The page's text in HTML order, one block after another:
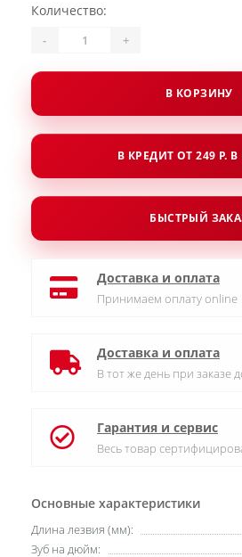
Основные характеристики
Длина лезвия (мм):
Зуб на дюйм:
Количество:
- +
В КОРЗИНУ
В КРЕДИТ ОТ 249 Р.
БЫСТРЫЙ
Доставка и оплата
Принимаем оплату online
Доставка и оплата
В тот же день при заказе
Гарантия и сервис
Весь товар